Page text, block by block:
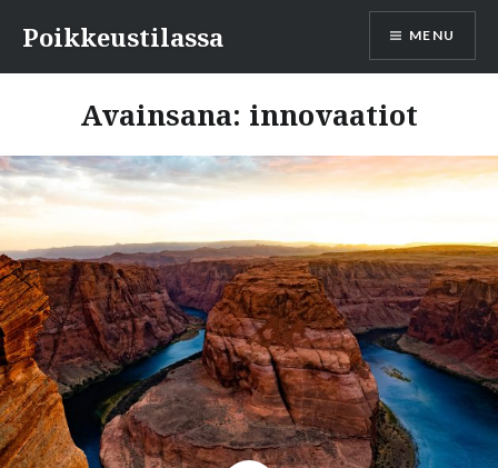
content
Poikkeustilassa MENU
Avainsana: innovaatiot